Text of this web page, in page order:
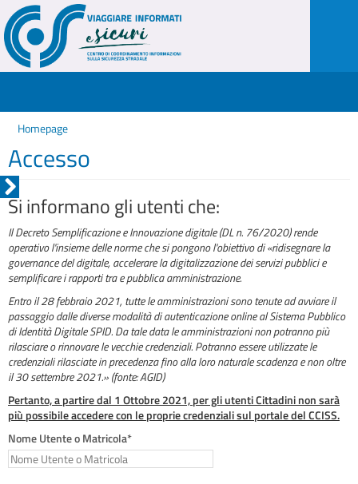
Homepage
Accesso
Si informano gli utenti che:
Il Decreto Semplificazione e Innovazione digitale (DL n. 76/2020) rende
operativo l'insieme delle norme che si pongono l'obiettivo di «ridisegnare la
governance del digitale, accelerare la digitalizzazione dei servizi pubblici e
semplificare i rapporti tra e pubblica amministrazione.
Entro il 28 febbraio 2021, tutte le amministrazioni sono tenute ad avviare il
passaggio dalle diverse modalità di autenticazione online al Sistema Pubblico
di Identità Digitale SPID. Da tale data le amministrazioni non potranno più
rilasciare o rinnovare le vecchie credenziali. Potranno essere utilizzate le
credenziali rilasciate in precedenza fino alla loro naturale scadenza e non oltre
il 30 settembre 2021.» (fonte: AGID)
Pertanto, a partire dal 1 Ottobre 2021, per gli utenti Cittadini non sarà
più possibile accedere con le proprie credenziali sul portale del CCISS.
Nome Utente o Matricola*